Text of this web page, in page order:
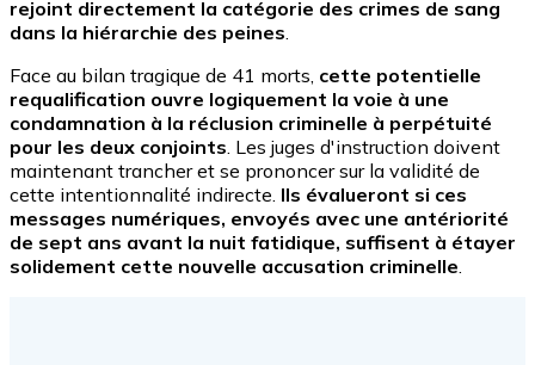
rejoint directement la catégorie des crimes de sang
dans la hiérarchie des peines.
Face au bilan tragique de 41 morts, cette potentielle
requalification ouvre logiquement la voie à une
condamnation à la réclusion criminelle à perpétuité
pour les deux conjoints. Les juges d'instruction doivent
maintenant trancher et se prononcer sur la validité de
cette intentionnalité indirecte. Ils évalueront si ces
messages numériques, envoyés avec une antériorité
de sept ans avant la nuit fatidique, suffisent à étayer
solidement cette nouvelle accusation criminelle.